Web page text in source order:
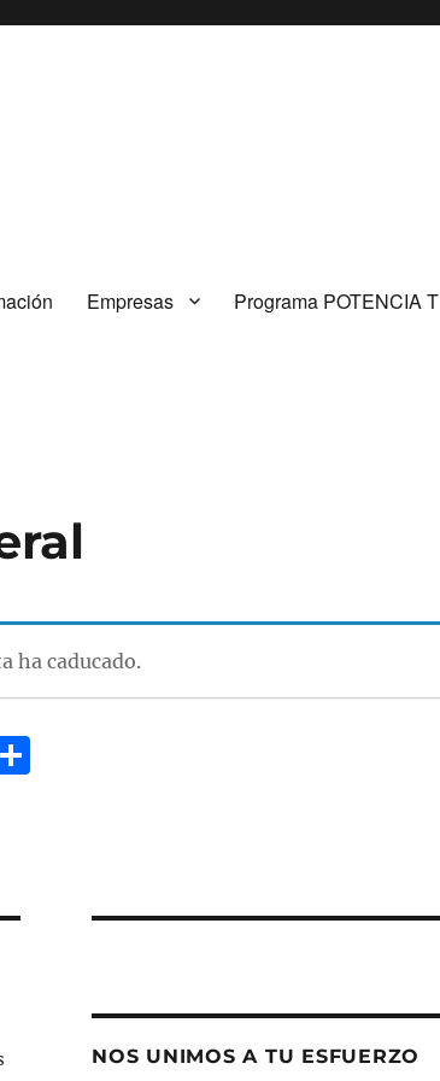
Empresas Programa POTENCIA T
ha caducado.
C
NOS UNIMOS A TU ESFUERZO